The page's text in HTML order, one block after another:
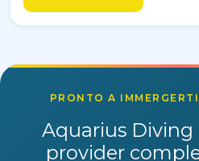
PRONTO A
Aquarius
provider